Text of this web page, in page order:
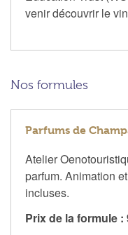
venir découvrir le
Nos formules
Parfums de
Atelier
parfum. Animation
incluses.
Prix de la formule :